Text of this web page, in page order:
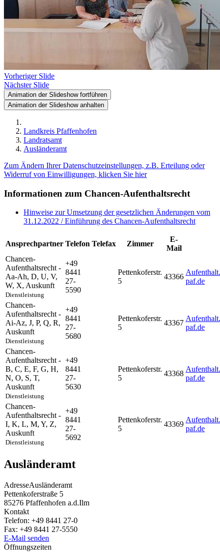
Vorheriger Slide
Nächster Slide
Animation der Slideshow fortführen
Animation der Slideshow anhalten
Landkreis Pfaffenhofen
Landratsamt
Ausländeramt
Zum Ändern Ihrer Datenschutzeinstellungen, z.B. Erteilung oder
Widerruf von Einwilligungen, klicken Sie hier
Informationen zum Chancen-Aufenthaltsrecht
Hinweise zur Umsetzung der gesetzlichen Änderungen vom
31.12.2022 / Einführung des Chancen-Aufenthaltsrecht
Ansprechpartner Telefon Telefax Zimmer
E-
Mail
Chancen-
Aufenthaltsrecht -
Aa-Ah, D, U, V,
W, X, Auskunft
Dienstleistung
+49
8441
27-
5590
Pettenkoferstr.
5
43366
paf.de
Chancen-
Aufenthaltsrecht -
Ai-Az, J, P, Q, R,
Auskunft
Dienstleistung
+49
8441
27-
5680
Pettenkoferstr.
5
43367
paf.de
Chancen-
Aufenthaltsrecht -
B, C, E, F, G, H,
N, O, S, T,
Auskunft
Dienstleistung
+49
8441
27-
5630
Pettenkoferstr.
5
43368
paf.de
Chancen-
Aufenthaltsrecht -
I, K, L, M, Y, Z,
Auskunft
Dienstleistung
+49
8441
27-
5692
Pettenkoferstr.
5
43369
paf.de
Ausländeramt
AdresseAusländeramt
Pettenkoferstraße 5
85276 Pfaffenhofen a.d.Ilm
Kontakt
Telefon: +49 8441 27-0
Fax: +49 8441 27-5550
E-Mail senden
Öffnungszeiten